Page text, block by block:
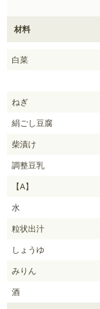
材料
白菜
ねぎ
絹ごし豆腐
柴漬け
調整豆乳
【A】
水
粒状出汁
しょうゆ
みりん
酒